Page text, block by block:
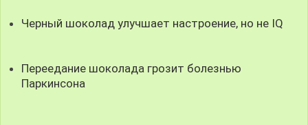
Черный шоколад улучшает настроение, но не IQ
Переедание шоколада грозит болезнью
Паркинсона